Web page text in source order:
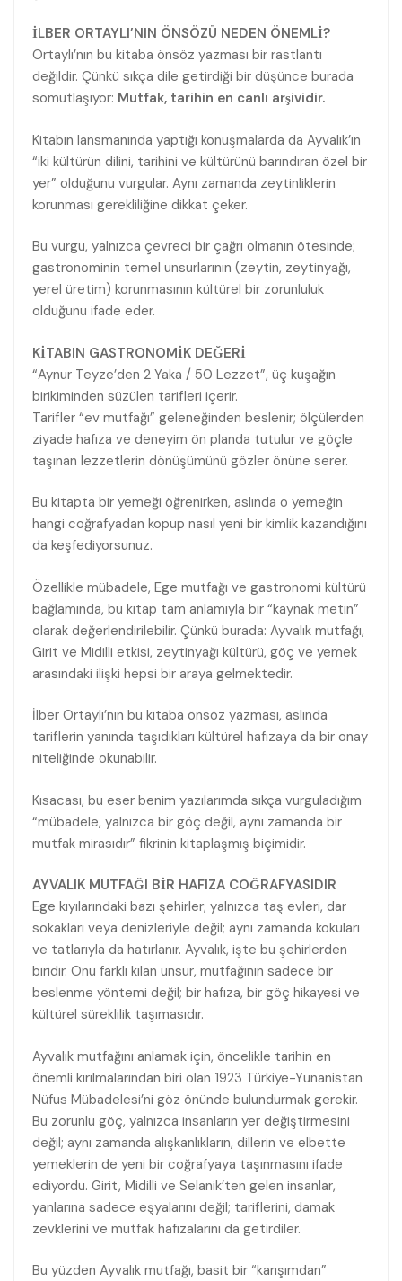
İLBER ORTAYLI’NIN ÖNSÖZÜ NEDEN ÖNEMLİ?
Ortaylı’nın bu kitaba önsöz yazması bir rastlantı
değildir. Çünkü sıkça dile getirdiği bir düşünce burada
somutlaşıyor: Mutfak, tarihin en canlı arşividir.
Kitabın lansmanında yaptığı konuşmalarda da Ayvalık’ın
“iki kültürün dilini, tarihini ve kültürünü barındıran özel bir
yer” olduğunu vurgular. Aynı zamanda zeytinliklerin
korunması gerekliliğine dikkat çeker.
Bu vurgu, yalnızca çevreci bir çağrı olmanın ötesinde;
gastronominin temel unsurlarının (zeytin, zeytinyağı,
yerel üretim) korunmasının kültürel bir zorunluluk
olduğunu ifade eder.
KİTABIN GASTRONOMİK DEĞERİ
“Aynur Teyze’den 2 Yaka / 50 Lezzet”, üç kuşağın
birikiminden süzülen tarifleri içerir.
Tarifler “ev mutfağı” geleneğinden beslenir; ölçülerden
ziyade hafıza ve deneyim ön planda tutulur ve göçle
taşınan lezzetlerin dönüşümünü gözler önüne serer.
Bu kitapta bir yemeği öğrenirken, aslında o yemeğin
hangi coğrafyadan kopup nasıl yeni bir kimlik kazandığını
da keşfediyorsunuz.
Özellikle mübadele, Ege mutfağı ve gastronomi kültürü
bağlamında, bu kitap tam anlamıyla bir “kaynak metin”
olarak değerlendirilebilir. Çünkü burada: Ayvalık mutfağı,
Girit ve Midilli etkisi, zeytinyağı kültürü, göç ve yemek
arasındaki ilişki hepsi bir araya gelmektedir.
İlber Ortaylı’nın bu kitaba önsöz yazması, aslında
tariflerin yanında taşıdıkları kültürel hafızaya da bir onay
niteliğinde okunabilir.
Kısacası, bu eser benim yazılarımda sıkça vurguladığım
“mübadele, yalnızca bir göç değil, aynı zamanda bir
mutfak mirasıdır” fikrinin kitaplaşmış biçimidir.
AYVALIK MUTFAĞI BİR HAFIZA COĞRAFYASIDIR
Ege kıyılarındaki bazı şehirler; yalnızca taş evleri, dar
sokakları veya denizleriyle değil; aynı zamanda kokuları
ve tatlarıyla da hatırlanır. Ayvalık, işte bu şehirlerden
biridir. Onu farklı kılan unsur, mutfağının sadece bir
beslenme yöntemi değil; bir hafıza, bir göç hikayesi ve
kültürel süreklilik taşımasıdır.
Ayvalık mutfağını anlamak için, öncelikle tarihin en
önemli kırılmalarından biri olan 1923 Türkiye-Yunanistan
Nüfus Mübadelesi’ni göz önünde bulundurmak gerekir.
Bu zorunlu göç, yalnızca insanların yer değiştirmesini
değil; aynı zamanda alışkanlıkların, dillerin ve elbette
yemeklerin de yeni bir coğrafyaya taşınmasını ifade
ediyordu. Girit, Midilli ve Selanik’ten gelen insanlar,
yanlarına sadece eşyalarını değil; tariflerini, damak
zevklerini ve mutfak hafızalarını da getirdiler.
Bu yüzden Ayvalık mutfağı, basit bir “karışımdan”